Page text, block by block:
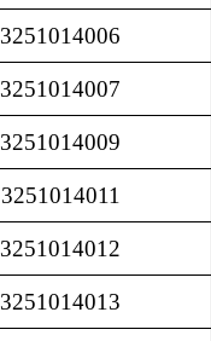
3251014006
3251014007
3251014009
3251014011
3251014012
3251014013